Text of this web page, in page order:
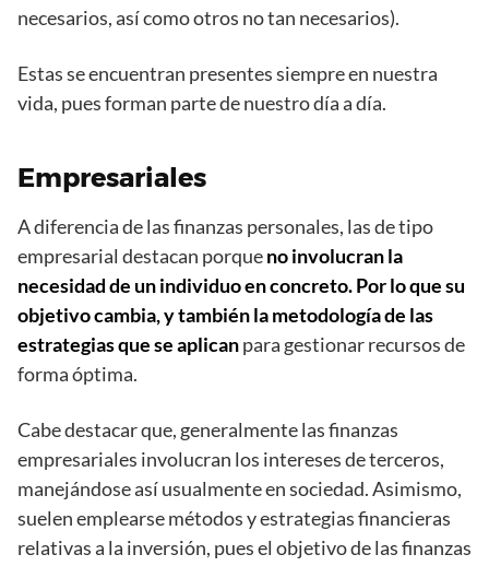
necesarios, así como otros no tan necesarios).
Estas se encuentran presentes siempre en nuestra
vida, pues forman parte de nuestro día a día.
Empresariales
A diferencia de las finanzas personales, las de tipo
empresarial destacan porqueno involucran la
necesidad de un individuo en concreto. Por lo que su
objetivo cambia, y también la metodología de las
estrategias que se aplicanpara gestionar recursos de
forma óptima.
Cabe destacar que, generalmente las finanzas
empresariales involucran los intereses de terceros,
manejándose así usualmente en sociedad. Asimismo,
suelen emplearse métodos y estrategias financieras
relativas a la inversión, pues el objetivo de las finanzas